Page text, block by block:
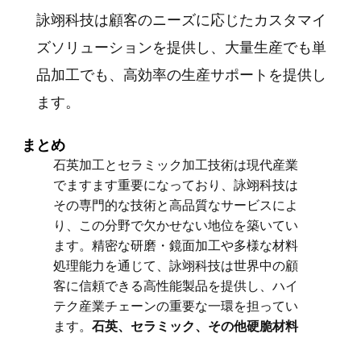
詠翊科技は顧客のニーズに応じたカスタマイ
ズソリューションを提供し、大量生産でも単
品加工でも、高効率の生産サポートを提供し
ます。
まとめ
石英加工とセラミック加工技術は現代産業
でますます重要になっており、詠翊科技は
その専門的な技術と高品質なサービスによ
り、この分野で欠かせない地位を築いてい
ます。精密な研磨・鏡面加工や多様な材料
処理能力を通じて、詠翊科技は世界中の顧
客に信頼できる高性能製品を提供し、ハイ
テク産業チェーンの重要な一環を担ってい
ます。石英、セラミック、その他硬脆材料